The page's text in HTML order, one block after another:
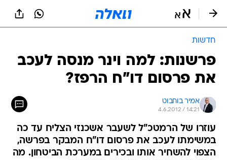
חדשות
פרשנות: למה וינר מנסה לעכב
את פרסום דו"ח הרפז?
אמיר בוחבוט
4.6.2012 / 14:21
עוזרו של הרמטכ"ל לשעבר אשכנזי הצליח עד כה
במשימתו לעכב את פרסום דו"ח המבקר בפרשה,
הצפוי להשחיר אותו ובכירים במערכת הביטחון. מה